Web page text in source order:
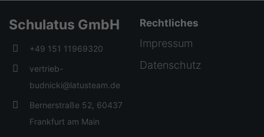
Schulatus GmbH
+49 151 11969320
vertrieb-
budnicki@latusteam.de
Bernerstraße 52, 60437
Frankfurt am Main
Rechtliches
Impressum
Datenschutz